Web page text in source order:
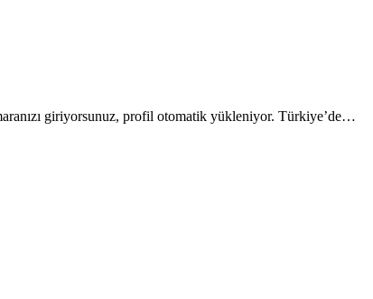
giriyorsunuz, profil otomatik yükleniyor. Türkiye’de…